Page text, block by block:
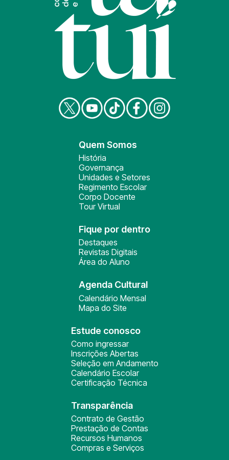
Quem Somos
História
Governança
Unidades e Setores
Regimento Escolar
Corpo Docente
Tour Virtual
Fique por dentro
Destaques
Revistas Digitais
Área do Aluno
Agenda Cultural
Calendário Mensal
Mapa do Site
Estude conosco
Como ingressar
Inscrições Abertas
Seleção em Andamento
Calendário Escolar
Certificação Técnica
Transparência
Contrato de Gestão
Prestação de Contas
Recursos Humanos
Compras e Serviços